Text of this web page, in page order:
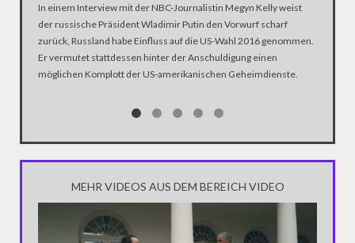
In einem Interview mit der NBC-Journalistin Megyn Kelly weist
der russische Präsident Wladimir Putin den Vorwurf scharf
zurück, Russland habe Einfluss auf die US-Wahl 2016 genommen.
Er vermutet stattdessen hinter der Anschuldigung einen
möglichen Komplott der US-amerikanischen Geheimdienste.
MEHR VIDEOS AUS DEM BEREICH VIDEO